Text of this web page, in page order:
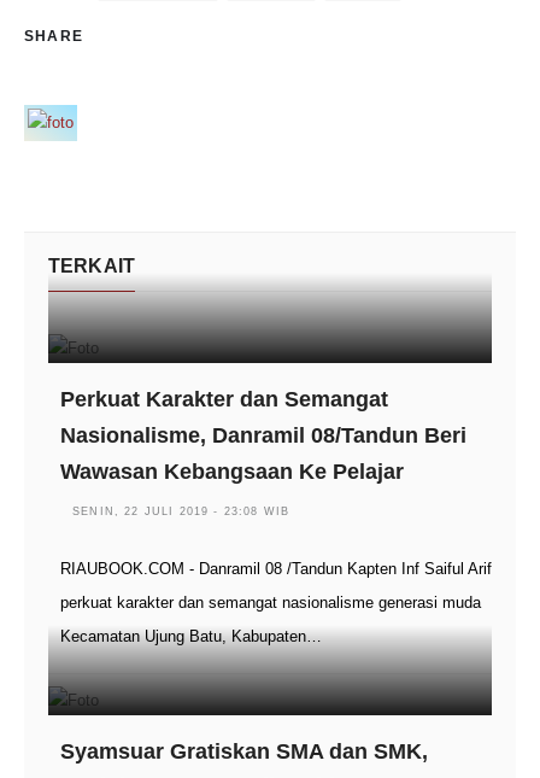
SHARE
TERKAIT
Perkuat Karakter dan Semangat
Nasionalisme, Danramil 08/Tandun Beri
Wawasan Kebangsaan Ke Pelajar
SENIN, 22 JULI 2019 - 23:08 WIB
RIAUBOOK.COM - Danramil 08 /Tandun Kapten Inf Saiful Arif
perkuat karakter dan semangat nasionalisme generasi muda
Kecamatan Ujung Batu, Kabupaten…
Syamsuar Gratiskan SMA dan SMK,